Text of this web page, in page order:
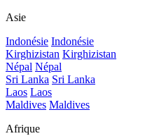
Asie
Indonésie Indonésie
Kirghizistan Kirghizistan
Népal Népal
Sri Lanka Sri Lanka
Laos Laos
Maldives Maldives
Afrique